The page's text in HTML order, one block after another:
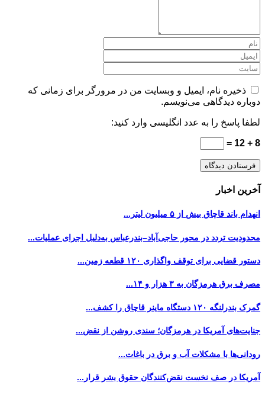
ذخیره نام، ایمیل و وبسایت من در مرورگر برای زمانی که
دوباره دیدگاهی می‌نویسم.
لطفا پاسخ را به عدد انگلیسی وارد کنید:
8 + 12 =
آخرین اخبار
انهدام باند قاچاق بیش از ۵ میلیون لیتر...
محدودیت تردد در محور حاجی‌آباد–بندرعباس به‌دلیل اجرای عملیات...
دستور قضایی برای توقف واگذاری ۱۲۰ قطعه زمین...
مصرف برق هرمزگان به ۳ هزار و ۱۴...
گمرک بندرلنگه ۱۲۰ دستگاه ماینر قاچاق را کشف...
جنایت‌های آمریکا در هرمزگان؛ سندی روشن از نقض...
رودانی‌ها با مشکلات آب و برق در باغات...
آمریکا در صف نخست نقض‌کنندگان حقوق بشر قرار...